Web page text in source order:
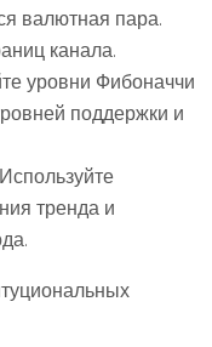
валютная пара.
канала.
уровни Фибоначчи
поддержки и
тренда и